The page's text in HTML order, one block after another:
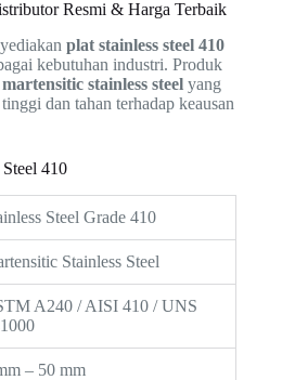
Resmi & Harga Terbaik
plat stainless steel 410
kebutuhan industri. Produk
martensitic stainless steel yang
dan tahan terhadap keausan
410
Steel Grade 410
Stainless Steel
A240 / AISI 410 / UNS
– 50 mm